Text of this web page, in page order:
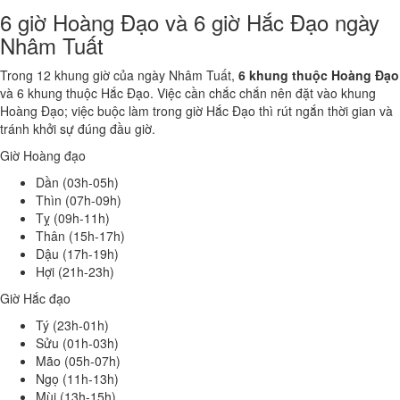
6 giờ Hoàng Đạo và 6 giờ Hắc Đạo ngày
Nhâm Tuất
Trong 12 khung giờ của ngày Nhâm Tuất, 6 khung thuộc Hoàng Đạo
và 6 khung thuộc Hắc Đạo. Việc cần chắc chắn nên đặt vào khung
Hoàng Đạo; việc buộc làm trong giờ Hắc Đạo thì rút ngắn thời gian và
tránh khởi sự đúng đầu giờ.
Giờ Hoàng đạo
Dần (03h-05h)
Thìn (07h-09h)
Tỵ (09h-11h)
Thân (15h-17h)
Dậu (17h-19h)
Hợi (21h-23h)
Giờ Hắc đạo
Tý (23h-01h)
Sửu (01h-03h)
Mão (05h-07h)
Ngọ (11h-13h)
Mùi (13h-15h)